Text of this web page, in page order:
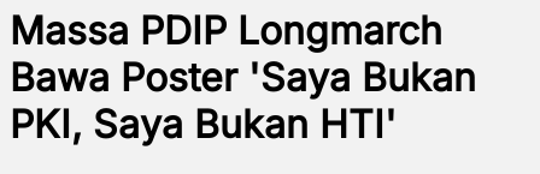
Massa PDIP Longmarch
Bawa Poster 'Saya Bukan
PKI, Saya Bukan HTI'